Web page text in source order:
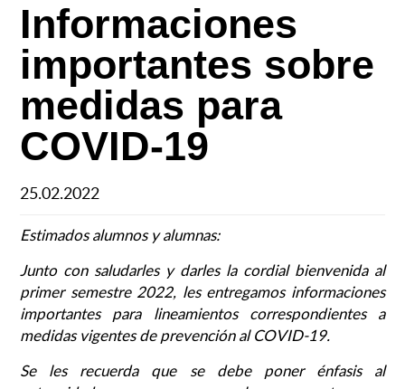
Informaciones
importantes sobre
medidas para
COVID-19
25.02.2022
Estimados alumnos y alumnas:
Junto con saludarles y darles la cordial bienvenida al
primer semestre 2022, les entregamos informaciones
importantes para lineamientos correspondientes a
medidas vigentes de prevención al COVID-19.
Se les recuerda que se debe poner énfasis al